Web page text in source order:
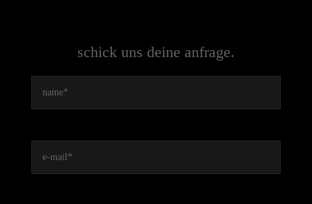
schick uns deine anfrage.